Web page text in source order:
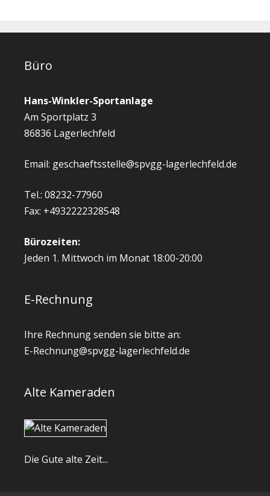
Büro
Hans-Winkler-Sportanlage
Am Sportplatz 3
86836 Lagerlechfeld
Email: geschaeftsstelle@spvgg-lagerlechfeld.de
Tel.: 08232-77960
Fax: +4932222328548
Bürozeiten:
Jeden 1. Mittwoch im Monat 18:00-20:00
E-Rechnung
Ihre Rechnung senden sie bitte an:
E-Rechnung@spvgg-lagerlechfeld.de
Alte Kameraden
Die Gute alte Zeit...